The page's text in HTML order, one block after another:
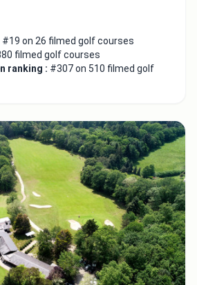
#19 on 26 filmed golf courses
filmed golf courses
ranking : #307 on 510 filmed golf